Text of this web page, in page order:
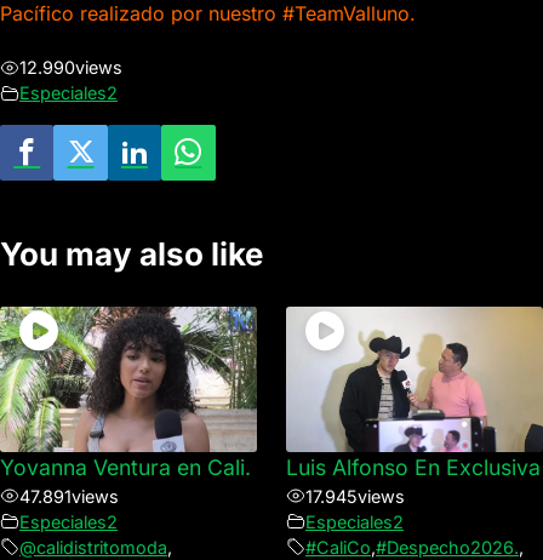
Pacífico realizado por nuestro #TeamValluno.
12.990views
Especiales2
You may also like
Yovanna Ventura en Cali.
47.891views
Especiales2
@calidistritomoda,
Luis Alfonso En Exclusiva
17.945views
Especiales2
#CaliCo,#Despecho2026.,